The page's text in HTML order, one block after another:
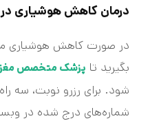
درمان کاهش هوشیاری
در صورت کاهش هوشیاری
بگیرید تا پزشک متخصص مغز
شود. برای رزرو نوبت، سه
شماره‌های درج شده در